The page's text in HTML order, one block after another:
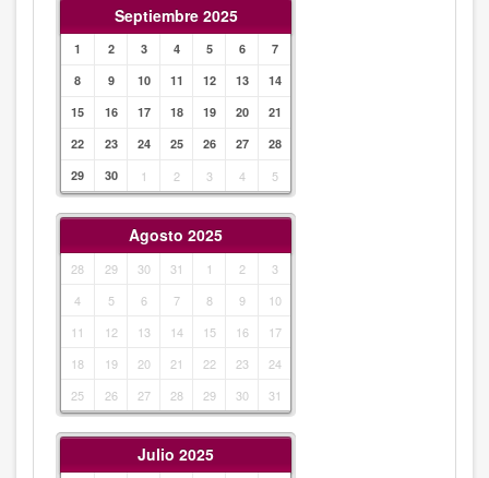
Septiembre 2025
1 2 3 4 5 6
7
8
9 10 11 12 13
14
15
16 17 18 19 20
21
22
23 24 25 26 27
28
29
30 1 2 3 4 5
Agosto 2025
28 29 30 31 1 2
3
4
5 6 7 8 9
10
11
12 13 14 15 16
17
18
19 20 21 22 23
24
25
26 27 28 29 30 31
Julio 2025